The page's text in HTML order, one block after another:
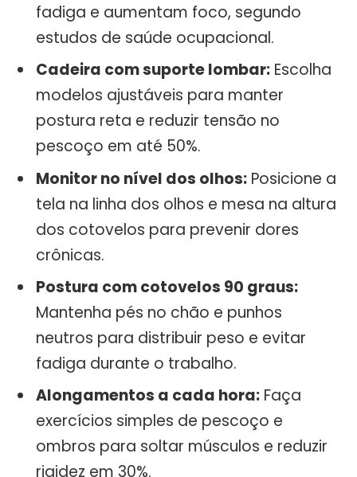
fadiga e aumentam foco, segundo
estudos de saúde ocupacional.
Cadeira com suporte lombar: Escolha
modelos ajustáveis para manter
postura reta e reduzir tensão no
pescoço em até 50%.
Monitor no nível dos olhos: Posicione a
tela na linha dos olhos e mesa na altura
dos cotovelos para prevenir dores
crônicas.
Postura com cotovelos 90 graus:
Mantenha pés no chão e punhos
neutros para distribuir peso e evitar
fadiga durante o trabalho.
Alongamentos a cada hora: Faça
exercícios simples de pescoço e
ombros para soltar músculos e reduzir
rigidez em 30%.